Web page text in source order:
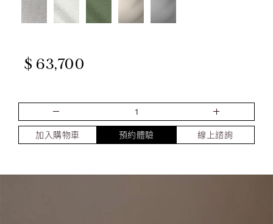
$ 63,700
加入購物車 預約體驗 線上諮詢